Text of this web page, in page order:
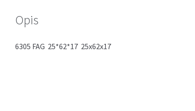
Opis
6305 FAG 25*62*17 25x62x17